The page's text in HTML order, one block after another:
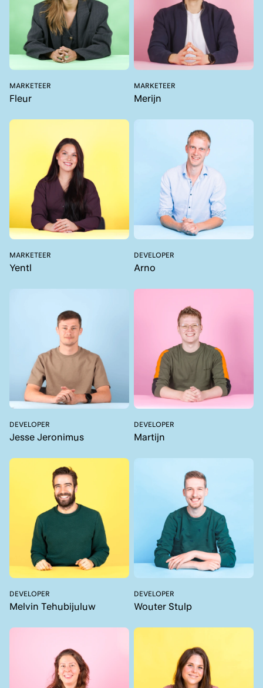
MARKETEER
Fleur
MARKETEER
Merijn
MARKETEER
Yentl
DEVELOPER
Arno
DEVELOPER
Jesse Jeronimus
DEVELOPER
Martijn
DEVELOPER
Melvin Tehubijuluw
DEVELOPER
Wouter Stulp